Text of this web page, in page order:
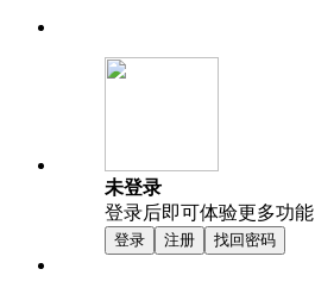
未登录
登录后即可体验更多功能
登录 注册 找回密码